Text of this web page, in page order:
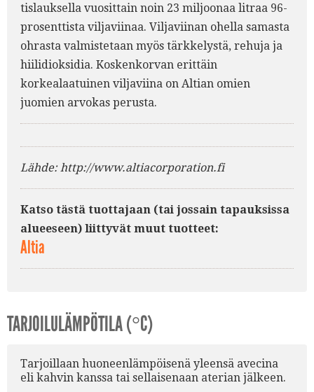
tislauksella vuosittain noin 23 miljoonaa litraa 96-
prosenttista viljaviinaa. Viljaviinan ohella samasta
ohrasta valmistetaan myös tärkkelystä, rehuja ja
hiilidioksidia. Koskenkorvan erittäin
korkealaatuinen viljaviina on Altian omien
juomien arvokas perusta.
Lähde: http://www.altiacorporation.fi
Katso tästä tuottajaan (tai jossain tapauksissa
alueeseen) liittyvät muut tuotteet:
Altia
TARJOILULÄMPÖTILA (°C)
Tarjoillaan huoneenlämpöisenä yleensä avecina
eli kahvin kanssa tai sellaisenaan aterian jälkeen.